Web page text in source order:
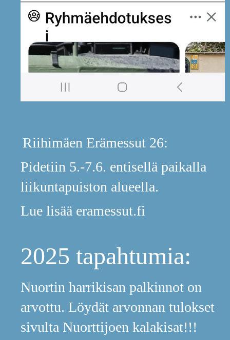
Riihimäen Erämessut 26:
Pidetiin 5.-7.6. entisellä paikalla
liikuntapuiston alueella.
Lue lisää eramessut.fi
2025 tapahtumia:
Nuortin harrikisan palkinnot on
arvottu. Löydät arvonnan tulokset
sivulta Nuorttijoen kalakisat!!!